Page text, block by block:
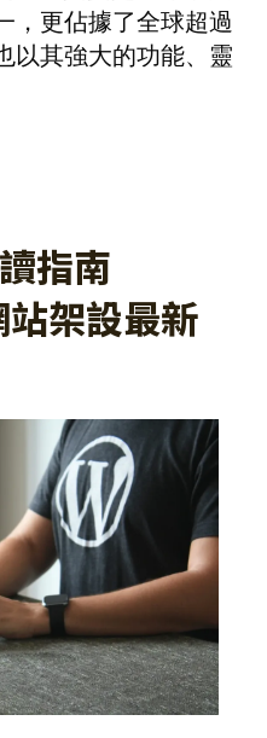
，更佔據了全球超過
以其強大的功能、靈
指南
架設最新